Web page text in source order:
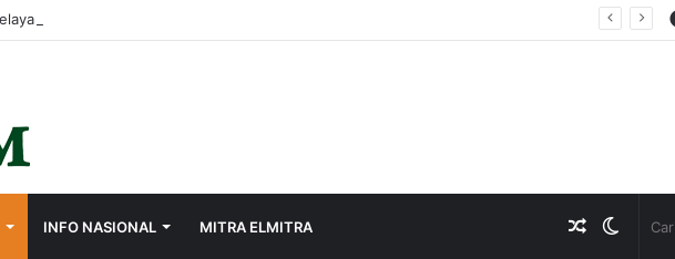
INFO NASIONAL MITRA ELMITRA Switch
Artikel